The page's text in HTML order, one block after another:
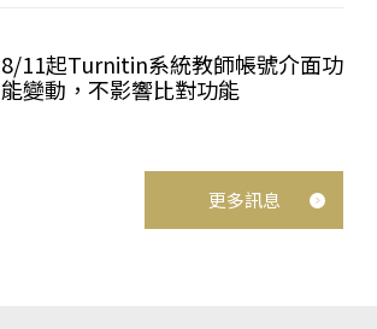
8/11起Turnitin系統教師帳號介面功
能變動，不影響比對功能
更多訊息